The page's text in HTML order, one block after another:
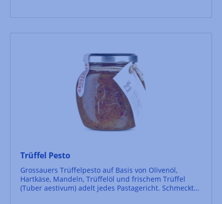
Trüffel Pesto
Grossauers Trüffelpesto auf Basis von Olivenöl,
Hartkäse, Mandeln, Trüffelöl und frischem Trüffel
(Tuber aestivum) adelt jedes Pastagericht. Schmeckt